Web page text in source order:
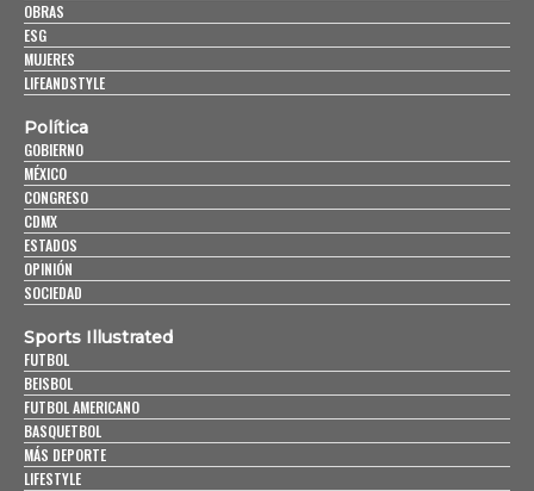
OBRAS
ESG
MUJERES
LIFEANDSTYLE
Política
GOBIERNO
MÉXICO
CONGRESO
CDMX
ESTADOS
OPINIÓN
SOCIEDAD
Sports Illustrated
FUTBOL
BEISBOL
FUTBOL AMERICANO
BASQUETBOL
MÁS DEPORTE
LIFESTYLE